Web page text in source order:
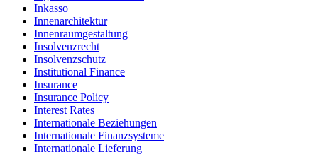
Inkasso
Innenarchitektur
Innenraumgestaltung
Insolvenzrecht
Insolvenzschutz
Institutional Finance
Insurance
Insurance Policy
Interest Rates
Internationale Beziehungen
Internationale Finanzsysteme
Internationale Lieferung